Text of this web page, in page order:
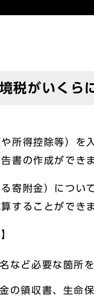
税がいくら
所得控除等）
書の作成ができ
寄附金）につ
することができ
など必要な箇所
の領収書、生命